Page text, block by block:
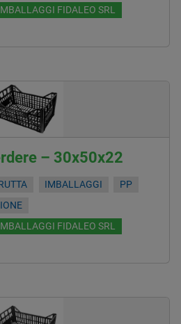
FIDALEO SRL
– 30x50x22
IMBALLAGGI
PP
FIDALEO SRL